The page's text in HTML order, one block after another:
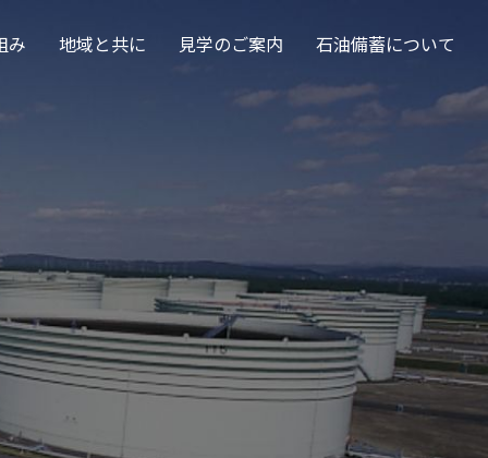
み 地域と共に 見学のご案内 石油備蓄について